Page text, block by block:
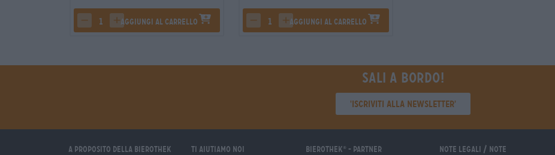
decrease quantity
increase quantity
Aggiungi al carrello decrease quantity
increase quantity
Aggiungi al carrello
Sali a bordo!
'Iscriviti alla newsletter'
A proposito della Bierothek Ti aiutiamo noi Bierothek - Partner Note legali / Note